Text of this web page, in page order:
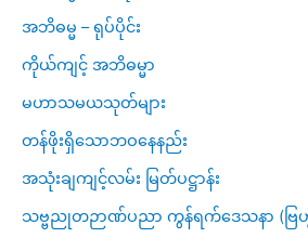
အဘိဓမ္မ – ရုပ်ပိုင်း
ကိုယ်ကျင့် အဘိဓမ္မာ
မဟာသမယသုတ်များ
တန်ဖိုးရှိသောဘဝနေနည်း
အသုံးချကျင့်လမ်း မြတ်ပဋ္ဌာန်း
သဗ္ဗညုတဉာဏ်ပညာ ကွန်ရက်ဒေသနာ (ဗြ